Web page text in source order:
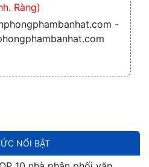
NỔI BẬT
Ràng)
-